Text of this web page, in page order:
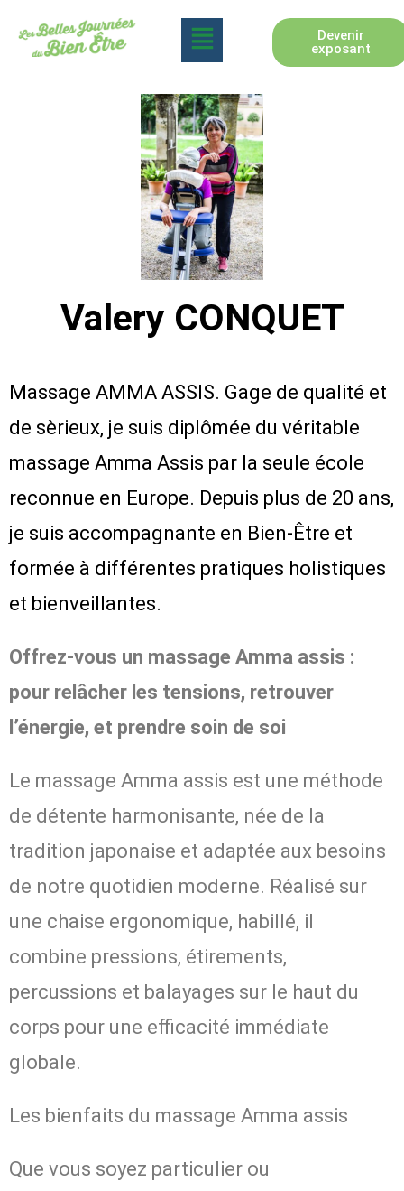
Devenir
exposant
Valery CONQUET
Massage AMMA ASSIS. Gage de qualité et
de sèrieux, je suis diplômée du véritable
massage Amma Assis par la seule école
reconnue en Europe. Depuis plus de 20 ans,
je suis accompagnante en Bien-Être et
formée à différentes pratiques holistiques
et bienveillantes.
Offrez-vous un massage Amma assis :
pour relâcher les tensions, retrouver
l’énergie, et prendre soin de soi
Le massage Amma assis est une méthode
de détente harmonisante, née de la
tradition japonaise et adaptée aux besoins
de notre quotidien moderne. Réalisé sur
une chaise ergonomique, habillé, il
combine pressions, étirements,
percussions et balayages sur le haut du
corps pour une efficacité immédiate
globale.
Les bienfaits du massage Amma assis
Que vous soyez particulier ou